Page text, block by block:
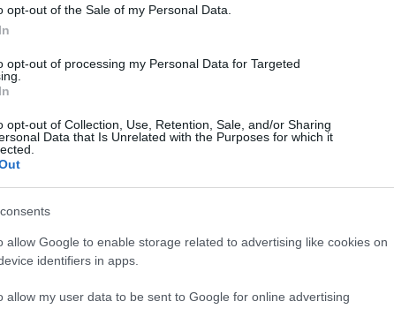
opt-out of the Sale of my Personal Data.
opt-out of processing my Personal Data for Targeted
opt-out of Collection, Use, Retention, Sale, and/or Sharing
Data that Is Unrelated with the Purposes for which it
allow Google to enable storage related to advertising like cookies on
identifiers in apps.
allow my user data to be sent to Google for online advertising
ROLLEROS
A LUKÁCSHÁZI HOLDFÉNY-LIGETBEN
született.